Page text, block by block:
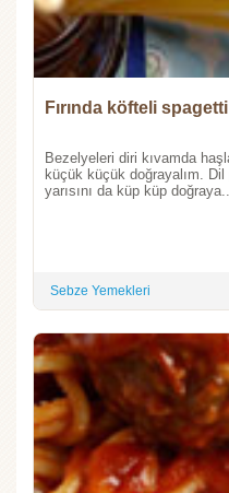
Fırında köfteli spagetti
Bezelyeleri diri kıvamda
küçük küçük doğrayalım. Dil
yarısını da küp küp doğraya...
Sebze Yemekleri